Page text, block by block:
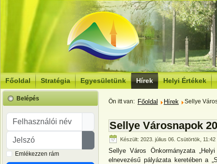
Főoldal Stratégia Egyesületünk Hírek Helyi Értékek
Belépés
Felhasználói név
Jelszó
Jelszó megjelenítése
Emlékezzen rám
Ön itt van: Főoldal Hírek Sellye
Sellye Városnapok
Készült: 2023. július 06. Csütörtök, 11:42
Sellye Város Önkormányzata
elnevezésű pályázata keretében a